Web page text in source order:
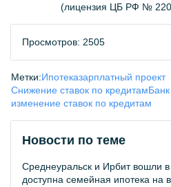
(лицензия ЦБ РФ №
Просмотров: 2505
Метки:Ипотеказарплатный проект
Снижение ставок по кредитам
изменение ставок по кредитам
Новости по теме
Среднеуральск и Ирбит вошли в
доступна семейная ипотека на